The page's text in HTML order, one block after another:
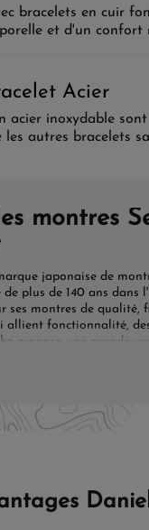
bracelets en cuir
et d'un confort
Acier
acier inoxydable
les autres bracelets
montres
japonaise de
de plus de 140 ans dans
ses montres de qualité,
allient fonctionnalité,
propose une grande
classiques et
et technologiques.
de Luxe
verres saphir ou Hardlex
Certaines